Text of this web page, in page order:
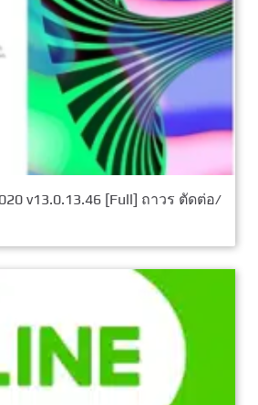
v13.0.13.46 [Full] ถาวร ตัดต่อ/